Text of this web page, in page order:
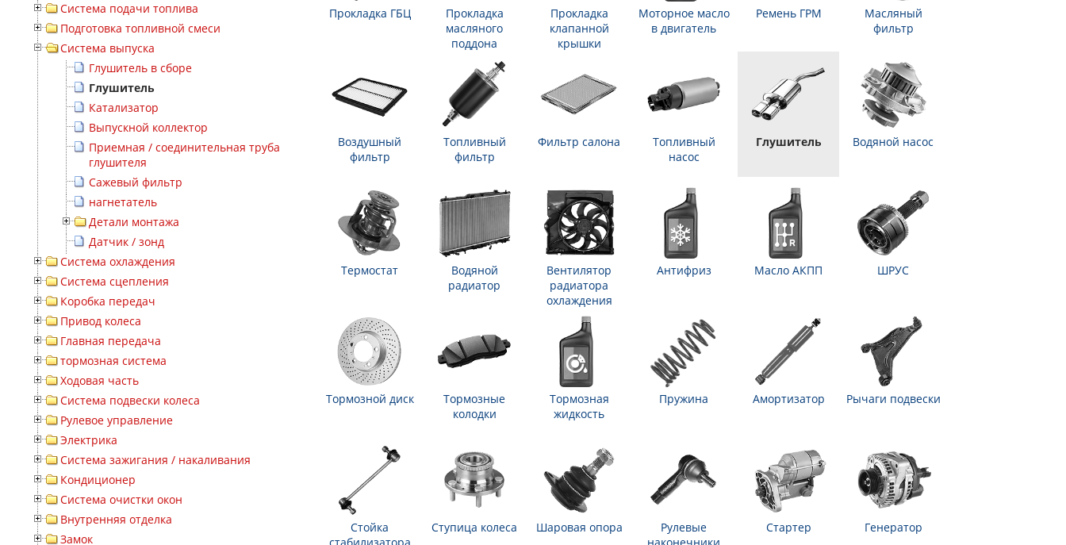
Система подачи топлива
Подготовка топливной смеси
Система выпуска
Глушитель в сборе
Глушитель
Катализатор
Выпускной коллектор
Приемная / соединительная труба
глушителя
Сажевый фильтр
нагнетатель
Детали монтажа
Датчик / зонд
Система охлаждения
Система сцепления
Коробка передач
Привод колеса
Главная передача
тормозная система
Ходовая часть
Система подвески колеса
Рулевое управление
Электрика
Система зажигания / накаливания
Кондиционер
Система очистки окон
Внутренняя отделка
Замок
Прокладка ГБЦ
Прокладка
масляного
поддона
Прокладка
клапанной
крышки
Моторное масло
в двигатель
Ремень ГРМ
Масляный
фильтр
Воздушный
фильтр
Топливный
фильтр
Фильтр салона
Топливный
насос
Глушитель Водяной насос
Термостат
Водяной
радиатор
Вентилятор
радиатора
охлаждения
Антифриз Масло АКПП ШРУС
Тормозной диск
Тормозные
колодки
Тормозная
жидкость
Пружина Амортизатор Рычаги подвески
Стойка
Ступица колеса Шаровая опора
Рулевые
Стартер Генератор